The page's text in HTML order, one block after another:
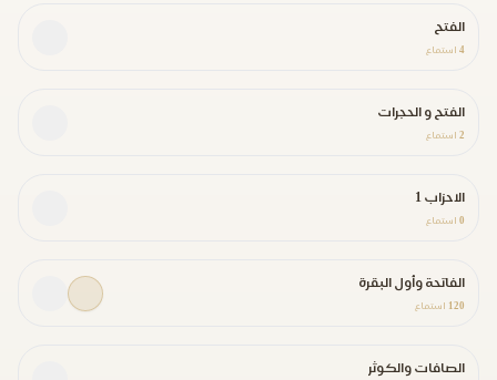
الفتح
4 استماع
الفتح و الحجرات
2 استماع
الاحزاب 1
0 استماع
الفاتحة وأول البقرة
120 استماع
الصافات والكوثر